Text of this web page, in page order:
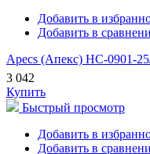
Добавить в
Добавить в
Apecs (Апекс) HC-0901-
3 042
Купить
Быстрый просмотр
Добавить в
Добавить в